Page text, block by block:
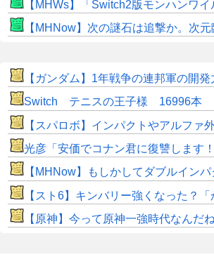
【MHWs】「Switch2版モンハンワイルズはDLSS
【MHNow】次の謎石は追撃か。次元臨界に使えない時点で
【ガンダム】1年戦争の連邦軍の開発力→ガンダム、ガンキャノン、
Switch テニスの王子様 16996本
【スパロボ】インパクトやアルファ外伝くらいのバランス求む！！ → インパクトも最終的にはコ
光彦「安価でコナン君に復讐します！
【MHNow】もしかしてダブルインパ
【スト6】キンバリー強くなった？「かなり強そう
【原神】今って原神一強時代なんだね